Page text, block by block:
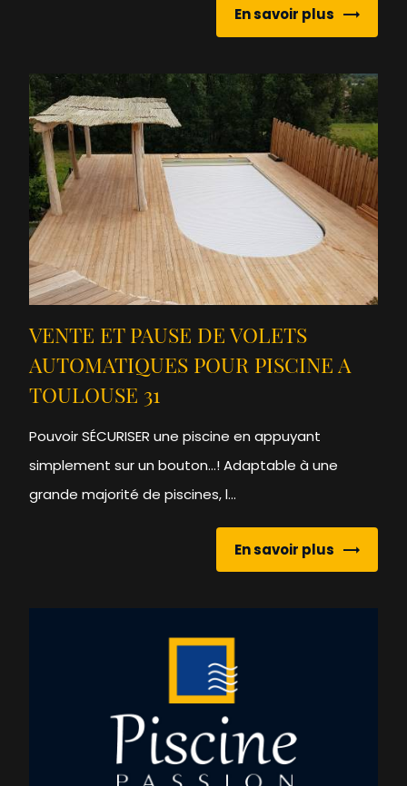
En savoir plus
VENTE ET PAUSE DE VOLETS
AUTOMATIQUES POUR PISCINE A
TOULOUSE 31
Pouvoir SÉCURISER une piscine en appuyant
simplement sur un bouton...! Adaptable à une
grande majorité de piscines, l...
En savoir plus